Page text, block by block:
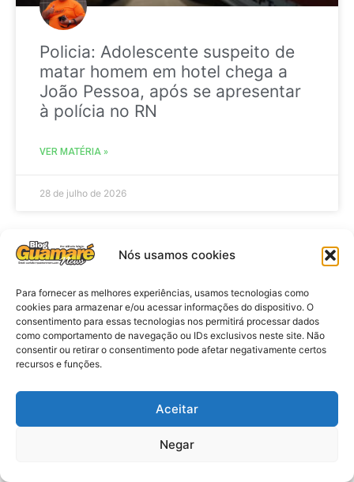
Nós usamos cookies
Para fornecer as melhores experiências, usamos tecnologias como
cookies para armazenar e/ou acessar informações do dispositivo. O
consentimento para essas tecnologias nos permitirá processar dados
como comportamento de navegação ou IDs exclusivos neste site. Não
consentir ou retirar o consentimento pode afetar negativamente certos
recursos e funções.
Aceitar
Negar
Policia: Adolescente suspeito de
matar homem em hotel chega a
João Pessoa, após se apresentar
à polícia no RN
VER MATÉRIA »
28 de julho de 2026
Eleições 2026: procuradores e